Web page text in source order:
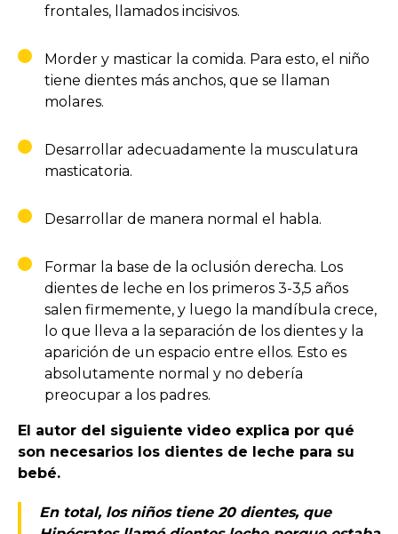
frontales, llamados incisivos.
Morder y masticar la comida. Para esto, el niño
tiene dientes más anchos, que se llaman
molares.
Desarrollar adecuadamente la musculatura
masticatoria.
Desarrollar de manera normal el habla.
Formar la base de la oclusión derecha. Los
dientes de leche en los primeros 3-3,5 años
salen firmemente, y luego la mandíbula crece,
lo que lleva a la separación de los dientes y la
aparición de un espacio entre ellos. Esto es
absolutamente normal y no debería
preocupar a los padres.
El autor del siguiente video explica por qué
son necesarios los dientes de leche para su
bebé.
En total, los niños tiene 20 dientes, que